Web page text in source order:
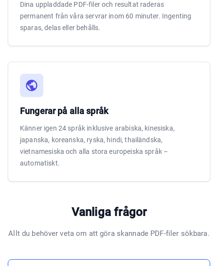
Dina uppladdade PDF-filer och resultat raderas
permanent från våra servrar inom 60 minuter. Ingenting
sparas, delas eller behålls.
Fungerar på alla språk
Känner igen 24 språk inklusive arabiska, kinesiska,
japanska, koreanska, ryska, hindi, thailändska,
vietnamesiska och alla stora europeiska språk –
automatiskt.
Vanliga frågor
Allt du behöver veta om att göra skannade PDF-filer sökbara.